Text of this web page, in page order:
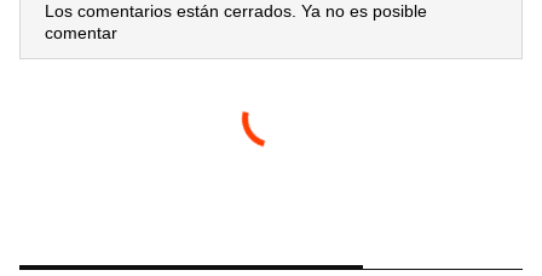
Para poder guardar como favorito, primero has de
iniciar sesión con tu cuenta de 14ymedio.
Los comentarios están cerrados. Ya no es posible
comentar